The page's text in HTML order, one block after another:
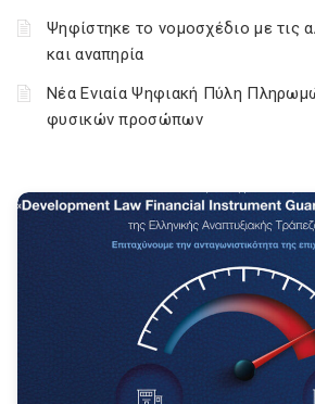
Ψηφίστηκε το νομοσχέδιο με τις
και αναπηρία
Νέα Ενιαία Ψηφιακή Πύλη
φυσικών προσώπων